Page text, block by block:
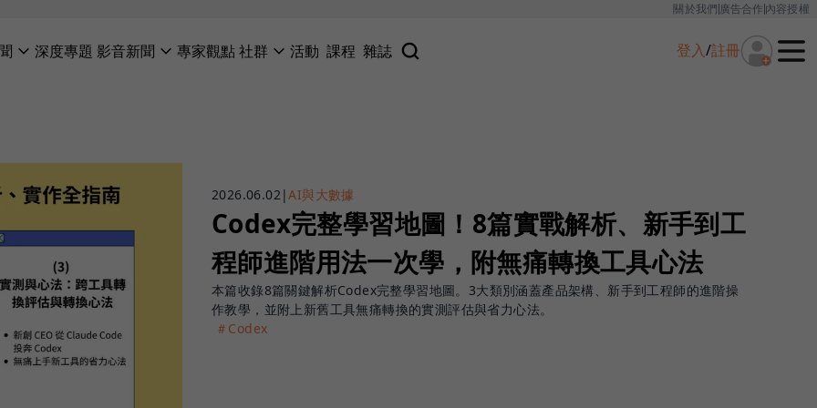
關於我們廣告合作內容授權
深度專題 影音新聞 專家觀點社群 活動 課程 雜誌 登入/註冊
2026.06.02|AI與大數據
Codex完整學習地圖！8篇實戰解析、新手到工
程師進階用法一次學，附無痛轉換工具心法
本篇收錄8篇關鍵解析Codex完整學習地圖。3大類別涵蓋產品架構、新手到工程師的進階操
作教學，並附上新舊工具無痛轉換的實測評估與省力心法。
＃Codex